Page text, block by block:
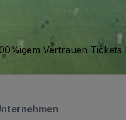
Vertrauen